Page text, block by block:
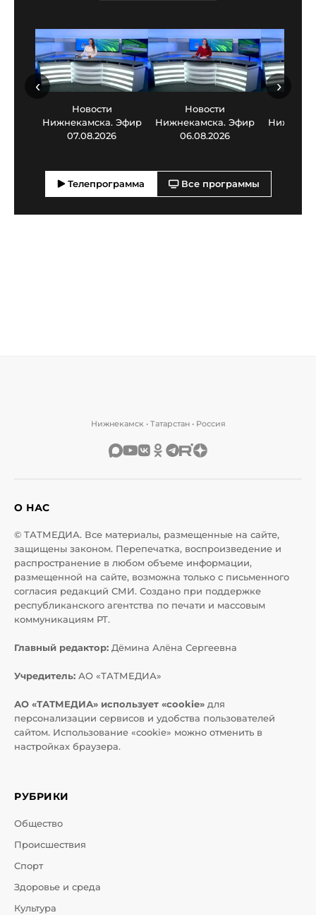
Новости
Нижнекамска. Эфир
07.08.2026
Новости
Нижнекамска. Эфир
06.08.2026
‹ ›
Телепрограмма Все программы
Нижнекамск • Татарстан • Россия
О НАС
© ТАТМЕДИА. Все материалы, размещенные на сайте,
защищены законом. Перепечатка, воспроизведение и
распространение в любом объеме информации,
размещенной на сайте, возможна только с письменного
согласия редакций СМИ. Создано при поддержке
республиканского агентства по печати и массовым
коммуникациям РТ.
Главный редактор: Дёмина Алёна Сергеевна
Учредитель: АО «ТАТМЕДИА»
АО «ТАТМЕДИА» использует «cookie» для
персонализации сервисов и удобства пользователей
сайтом. Использование «cookie» можно отменить в
настройках браузера.
РУБРИКИ
Общество
Происшествия
Спорт
Здоровье и среда
Культура